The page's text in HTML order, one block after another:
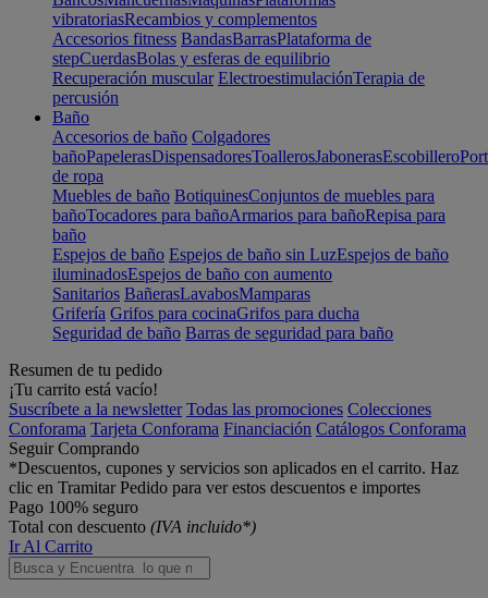
vibratoriasRecambios y complementos
Accesorios fitness BandasBarrasPlataforma de
stepCuerdasBolas y esferas de equilibrio
Recuperación muscular ElectroestimulaciónTerapia de
percusión
Baño
Accesorios de baño Colgadores
bañoPapelerasDispensadoresToallerosJabonerasEscobillero
de ropa
Muebles de baño BotiquinesConjuntos de muebles para
bañoTocadores para bañoArmarios para bañoRepisa para
baño
Espejos de baño Espejos de baño sin LuzEspejos de baño
iluminadosEspejos de baño con aumento
Sanitarios BañerasLavabosMamparas
Grifería Grifos para cocinaGrifos para ducha
Seguridad de baño Barras de seguridad para baño
Resumen de tu pedido
¡Tu carrito está vacío!
Suscríbete a la newsletter Todas las promociones Colecciones
Conforama Tarjeta Conforama Financiación Catálogos Conforama
Seguir Comprando
*Descuentos, cupones y servicios son aplicados en el carrito. Haz
clic en Tramitar Pedido para ver estos descuentos e importes
Pago 100% seguro
Total con descuento (IVA incluido*)
Ir Al Carrito